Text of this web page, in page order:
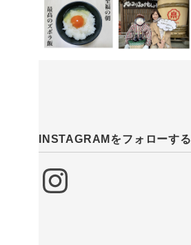
INSTAGRAMをフォローする
Instagram